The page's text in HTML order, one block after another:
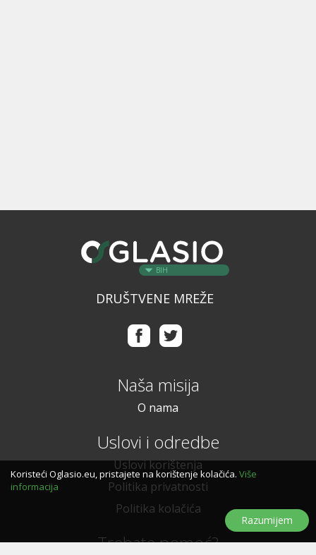
BIH
DRUŠTVENE MREŽE
Naša misija
O nama
Uslovi i odredbe
Uslovi korištenja
Politika privatnosti
Politika kolačića
Trebate pomoć?
Koristeći Oglasio.eu, pristajete na korištenje kolačića. Više
informacija
Razumijem